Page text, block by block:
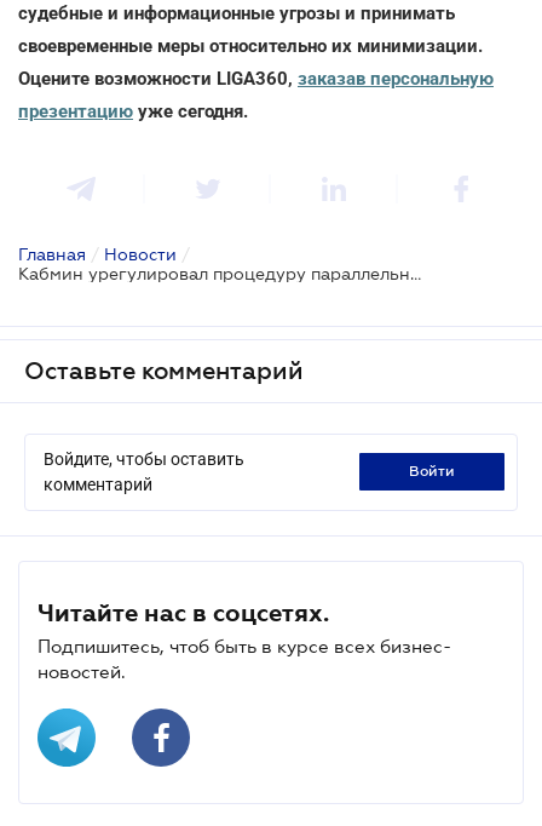
судебные и информационные угрозы и принимать
своевременные меры относительно их минимизации.
Оцените возможности LIGA360, заказав персональную
презентацию уже сегодня.
Главная / Новости /
Кабмин урегулировал процедуру параллельного импорта лекарств
Оставьте комментарий
Войдите, чтобы оставить
комментарий
войти
Читайте нас в соцсетях.
Подпишитесь, чтоб быть в курсе всех бизнес-
новостей.